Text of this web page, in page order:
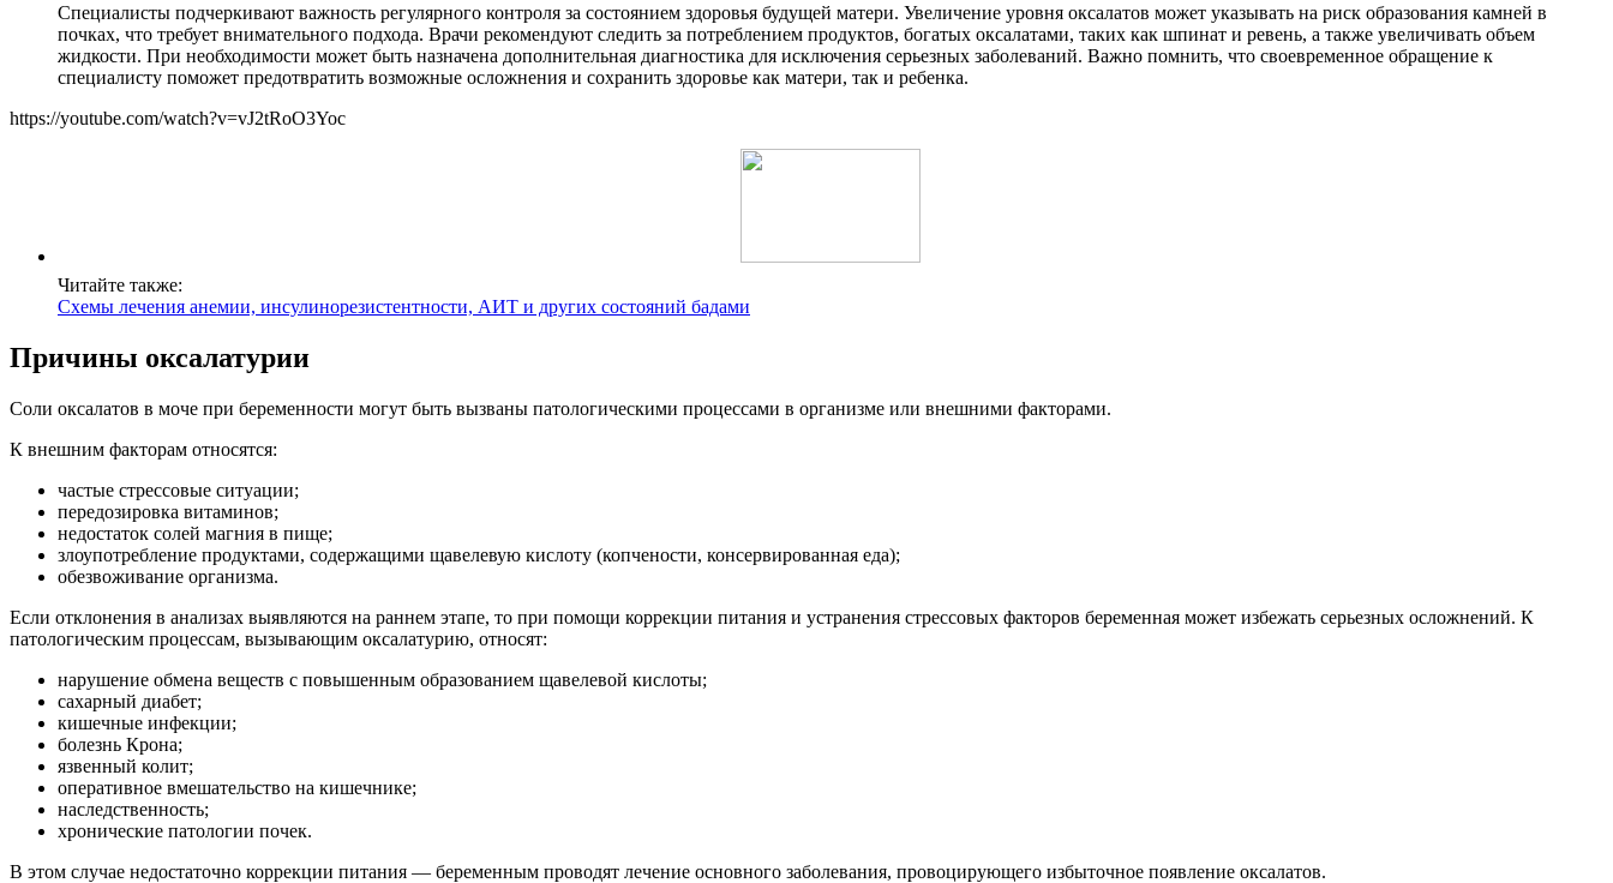
Специалисты подчеркивают важность регулярного контроля за состоянием здоровья будущей матери. Увеличение уровня оксалатов может указывать на риск образования камней в
почках, что требует внимательного подхода. Врачи рекомендуют следить за потреблением продуктов, богатых оксалатами, таких как шпинат и ревень, а также увеличивать объем
жидкости. При необходимости может быть назначена дополнительная диагностика для исключения серьезных заболеваний. Важно помнить, что своевременное обращение к
специалисту поможет предотвратить возможные осложнения и сохранить здоровье как матери, так и ребенка.
https://youtube.com/watch?v=vJ2tRoO3Yoc
Читайте также:
Схемы лечения анемии, инсулинорезистентности, АИТ и других состояний бадами
Причины оксалатурии
Соли оксалатов в моче при беременности могут быть вызваны патологическими процессами в организме или внешними факторами.
К внешним факторам относятся:
частые стрессовые ситуации;
передозировка витаминов;
недостаток солей магния в пище;
злоупотребление продуктами, содержащими щавелевую кислоту (копчености, консервированная еда);
обезвоживание организма.
Если отклонения в анализах выявляются на раннем этапе, то при помощи коррекции питания и устранения стрессовых факторов беременная может избежать серьезных осложнений. К
патологическим процессам, вызывающим оксалатурию, относят:
нарушение обмена веществ с повышенным образованием щавелевой кислоты;
сахарный диабет;
кишечные инфекции;
болезнь Крона;
язвенный колит;
оперативное вмешательство на кишечнике;
наследственность;
хронические патологии почек.
В этом случае недостаточно коррекции питания — беременным проводят лечение основного заболевания, провоцирующего избыточное появление оксалатов.